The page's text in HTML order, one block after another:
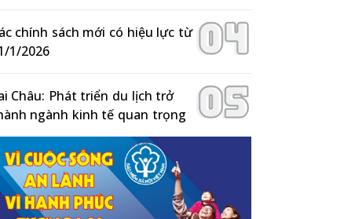
chính sách mới có hiệu lực từ
1/2026
Châu: Phát triển du lịch trở
ngành kinh tế quan trọng